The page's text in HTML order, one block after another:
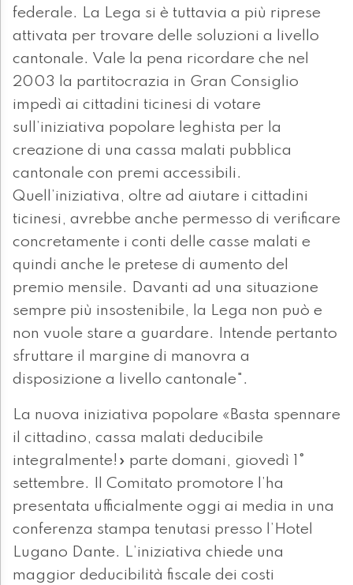
federale. La Lega si è tuttavia a più riprese
attivata per trovare delle soluzioni a livello
cantonale. Vale la pena ricordare che nel
2003 la partitocrazia in Gran Consiglio
impedì ai cittadini ticinesi di votare
sull’iniziativa popolare leghista per la
creazione di una cassa malati pubblica
cantonale con premi accessibili.
Quell’iniziativa, oltre ad aiutare i cittadini
ticinesi, avrebbe anche permesso di verificare
concretamente i conti delle casse malati e
quindi anche le pretese di aumento del
premio mensile. Davanti ad una situazione
sempre più insostenibile, la Lega non può e
non vuole stare a guardare. Intende pertanto
sfruttare il margine di manovra a
disposizione a livello cantonale".
La nuova iniziativa popolare «Basta spennare
il cittadino, cassa malati deducibile
integralmente!» parte domani, giovedì 1°
settembre. Il Comitato promotore l’ha
presentata ufficialmente oggi ai media in una
conferenza stampa tenutasi presso l’Hotel
Lugano Dante. L’iniziativa chiede una
maggior deducibilità fiscale dei costi